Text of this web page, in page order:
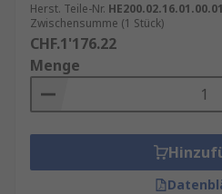
Herst. Teile-Nr.
Zwischensumme (1 Stück)
CHF.1'176.22
Menge